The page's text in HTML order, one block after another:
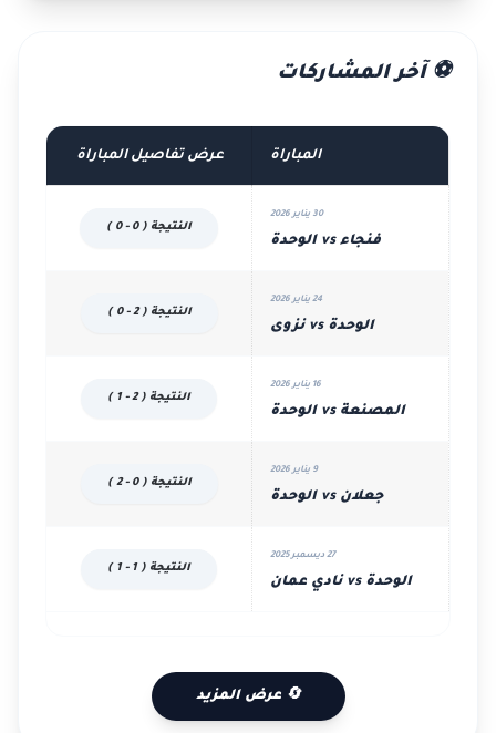
⚽ آخر المشاركات
المباراة عرض تفاصيل المباراة
30 يناير 2026
فنجاء vs الوحدة
النتيجة ( 0 - 0 )
24 يناير 2026
الوحدة vs نزوى
النتيجة ( 2 - 0 )
16 يناير 2026
المصنعة vs الوحدة
النتيجة ( 2 - 1 )
9 يناير 2026
جعلان vs الوحدة
النتيجة ( 0 - 2 )
27 ديسمبر 2025
الوحدة vs نادي عمان
النتيجة ( 1 - 1 )
🔄 عرض المزيد